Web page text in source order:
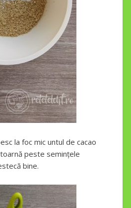
la foc mic untul de cacao
peste semințele
bine.